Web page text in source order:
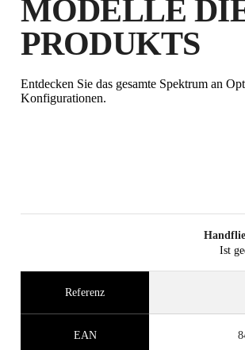
MODELLE
PRODUKTS
Entdecken Sie das gesamte Spektrum an
Konfigurationen.
Ist
Referenz
EAN